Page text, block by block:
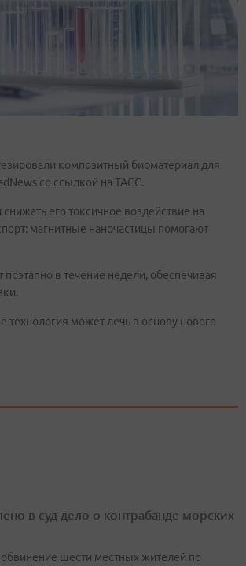
композитный биоматериал для
со ссылкой на ТАСС.
его токсичное воздействие на
магнитные наночастицы помогают
в течение недели, обеспечивая
может лечь в основу нового
в суд дело о контрабанде морских
обвинение шести местных жителей по